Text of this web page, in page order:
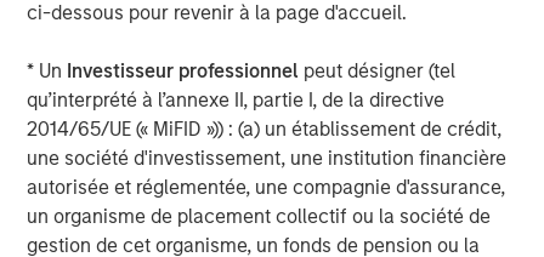
ci-dessous pour revenir à la page d'accueil.
* Un Investisseur professionnel peut désigner (tel
qu’interprété à l’annexe II, partie I, de la directive
2014/65/UE (« MiFID »)) : (a) un établissement de crédit,
une société d'investissement, une institution financière
autorisée et réglementée, une compagnie d'assurance,
un organisme de placement collectif ou la société de
gestion de cet organisme, un fonds de pension ou la
attributes, including low price-to-earnings ratios,
sheets, high profitability, and numerous other
characteristics.
No opinion, just facts.
The attributes that have generated the most
excess returns over the last ten years are in stocks